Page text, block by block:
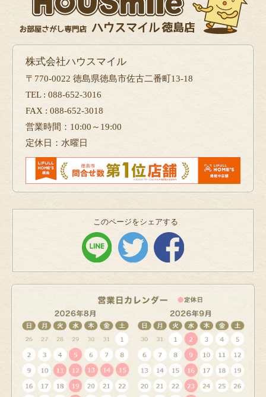
株式会社ハウスマイル
〒770-0022 徳島県徳島市佐古二番町13-18
TEL : 088-652-3016
FAX : 088-652-3018
営業時間：10:00～19:00
定休日：水曜日
このページをシェアする